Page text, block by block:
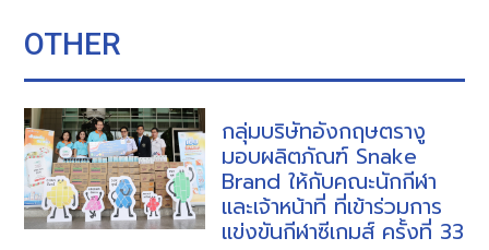
OTHER
กลุ่มบริษัทอังกฤษตรางู
มอบผลิตภัณฑ์ Snake
Brand ให้กับคณะนักกีฬา
และเจ้าหน้าที่ ที่เข้าร่วมการ
แข่งขันกีฬาซีเกมส์ ครั้งที่ 33